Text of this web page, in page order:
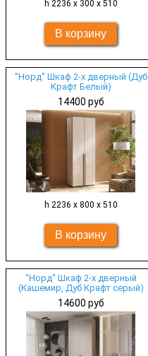
h 2236 х 300 х 510
"Норд" Шкаф 2-х дверный (Дуб
Крафт Белый)
14400 руб
h 2236 х 800 х 510
"Норд" Шкаф 2-х дверный
(Кашемир, Дуб Крафт серый)
14600 руб